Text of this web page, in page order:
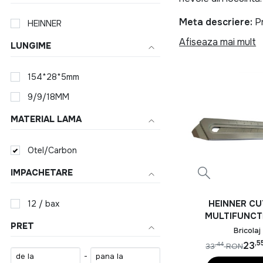
HEINNER
LUNGIME
154*28*5mm
9/9/18MM
MATERIAL LAMA
Otel/Carbon
IMPACHETARE
12 / bax
PRET
-
Meta descriere:
prelungitor, aparat
HEINNER
Bucatarie
Indiferent daca
tavi, cutit,
ideale pentru
Unelte si
si aparat de
orice gospodarie.
Produse
Afiseaza mai mult
HEINNER
6IN1, OTELBricolaj
23
33,44 RON